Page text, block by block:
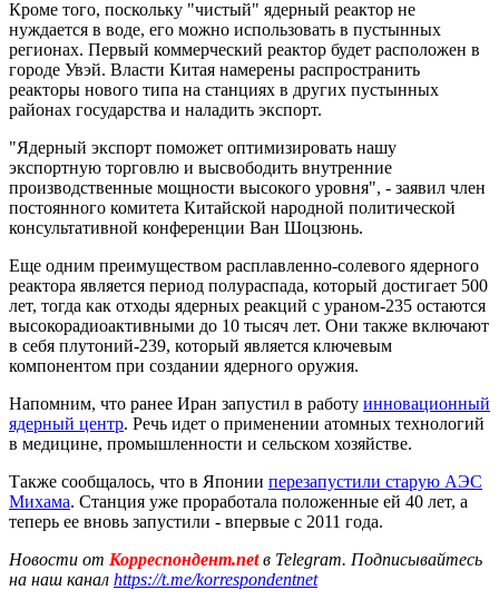
Кроме того, поскольку "чистый" ядерный реактор не
нуждается в воде, его можно использовать в пустынных
регионах. Первый коммерческий реактор будет расположен в
городе Увэй. Власти Китая намерены распространить
реакторы нового типа на станциях в других пустынных
районах государства и наладить экспорт.
"Ядерный экспорт поможет оптимизировать нашу
экспортную торговлю и высвободить внутренние
производственные мощности высокого уровня", - заявил член
постоянного комитета Китайской народной политической
консультативной конференции Ван Шоцзюнь.
Еще одним преимуществом расплавленно-солевого ядерного
реактора является период полураспада, который достигает 500
лет, тогда как отходы ядерных реакций с ураном-235 остаются
высокорадиоактивными до 10 тысяч лет. Они также включают
в себя плутоний-239, который является ключевым
компонентом при создании ядерного оружия.
Напомним, что ранее Иран запустил в работу инновационный
ядерный центр. Речь идет о применении атомных технологий
в медицине, промышленности и сельском хозяйстве.
Также сообщалось, что в Японии перезапустили старую АЭС
Михама. Станция уже проработала положенные ей 40 лет, а
теперь ее вновь запустили - впервые с 2011 года.
Новости от Корреспондент.netв Telegram. Подписывайтесь
на наш канал https://t.me/korrespondentnet